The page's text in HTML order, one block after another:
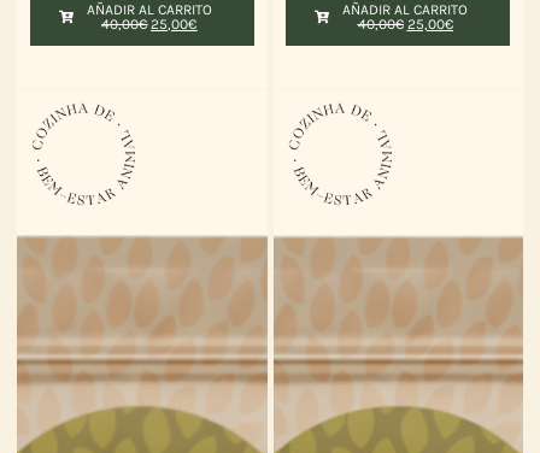
AÑADIR AL CARRITO
40,00€ 25,00€
AÑADIR AL CARRITO
40,00€ 25,00€